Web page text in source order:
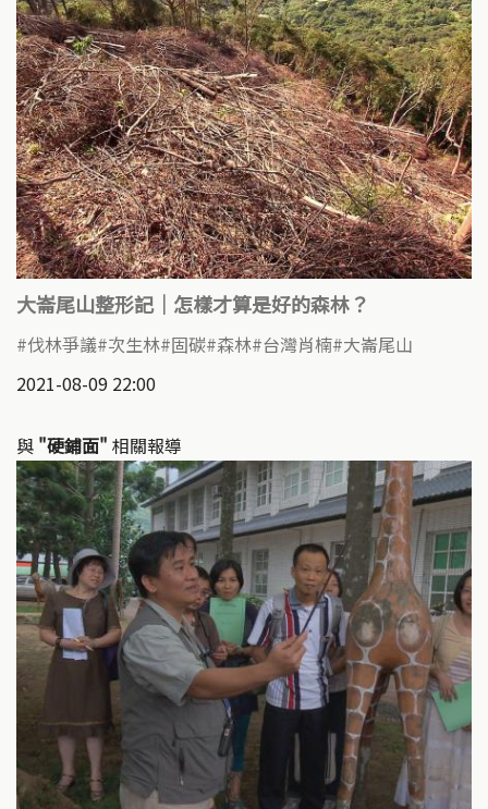
大崙尾山整形記｜怎樣才算是好的森林？
伐林爭議 次生林 固碳 森林 台灣肖楠 大崙尾山
2021-08-09 22:00
與 "硬鋪面" 相關報導